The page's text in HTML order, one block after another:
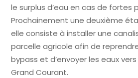
le surplus d’eau en cas de fortes
Prochainement une deuxième
elle consiste à installer une
parcelle agricole afin de
bypass et d’envoyer les eaux
Grand Courant.